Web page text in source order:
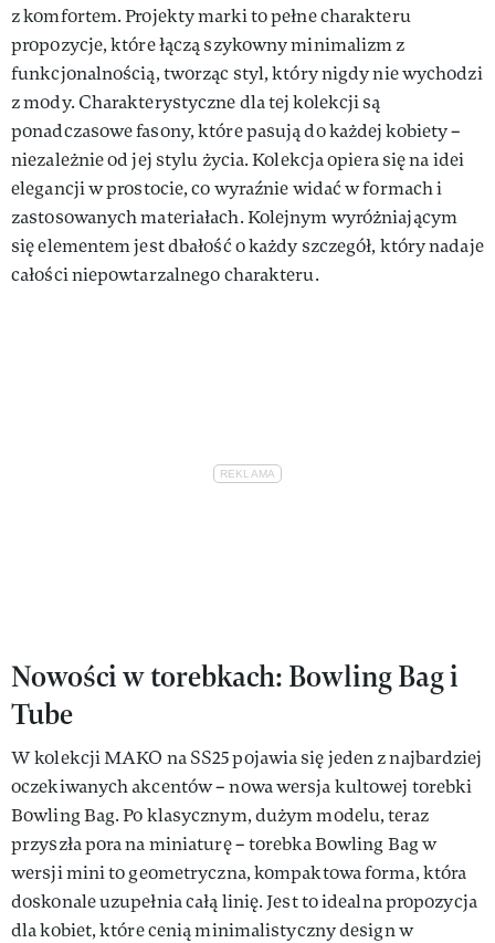
z komfortem. Projekty marki to pełne charakteru
propozycje, które łączą szykowny minimalizm z
funkcjonalnością, tworząc styl, który nigdy nie wychodzi
z mody. Charakterystyczne dla tej kolekcji są
ponadczasowe fasony, które pasują do każdej kobiety –
niezależnie od jej stylu życia. Kolekcja opiera się na idei
elegancji w prostocie, co wyraźnie widać w formach i
zastosowanych materiałach. Kolejnym wyróżniającym
się elementem jest dbałość o każdy szczegół, który nadaje
całości niepowtarzalnego charakteru.
Nowości w torebkach: Bowling Bag i
Tube
W kolekcji MAKO na SS25 pojawia się jeden z najbardziej
oczekiwanych akcentów – nowa wersja kultowej torebki
Bowling Bag. Po klasycznym, dużym modelu, teraz
przyszła pora na miniaturę – torebka Bowling Bag w
wersji mini to geometryczna, kompaktowa forma, która
doskonale uzupełnia całą linię. Jest to idealna propozycja
dla kobiet, które cenią minimalistyczny design w